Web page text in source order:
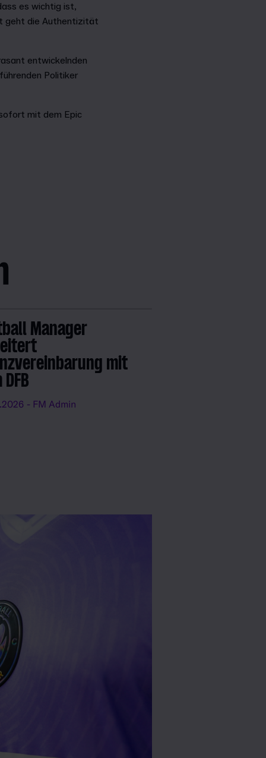
es wichtig ist,
geht die Authentizität
entwickelnden
Politiker
mit dem Epic
Manager
mit
- FM Admin